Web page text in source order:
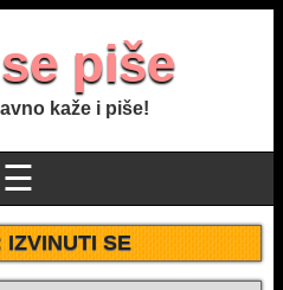
piše
kaže i piše!
☰
IZVINUTI SE